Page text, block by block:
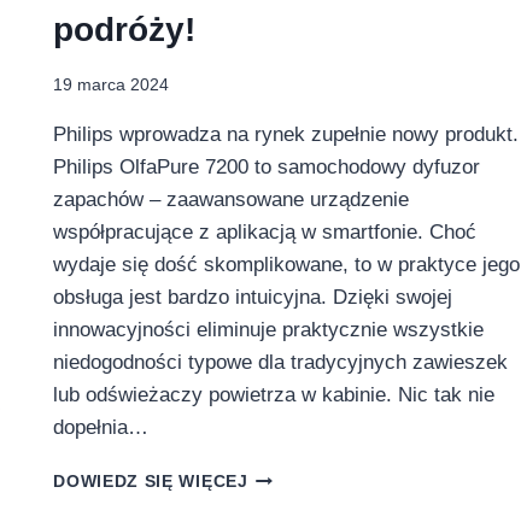
podróży!
19 marca 2024
Philips wprowadza na rynek zupełnie nowy produkt.
Philips OlfaPure 7200 to samochodowy dyfuzor
zapachów – zaawansowane urządzenie
współpracujące z aplikacją w smartfonie. Choć
wydaje się dość skomplikowane, to w praktyce jego
obsługa jest bardzo intuicyjna. Dzięki swojej
innowacyjności eliminuje praktycznie wszystkie
niedogodności typowe dla tradycyjnych zawieszek
lub odświeżaczy powietrza w kabinie. Nic tak nie
dopełnia…
DOWIEDZ SIĘ WIĘCEJ ODKRYJ